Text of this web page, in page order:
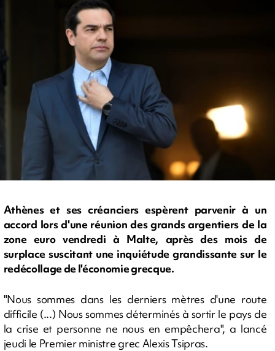
Athènes et ses créanciers espèrent parvenir à un
accord lors d'une réunion des grands argentiers de la
zone euro vendredi à Malte, après des mois de
surplace suscitant une inquiétude grandissante sur le
redécollage de l'économie grecque.
"Nous sommes dans les derniers mètres d'une route
difficile (...) Nous sommes déterminés à sortir le pays de
la crise et personne ne nous en empêchera", a lancé
jeudi le Premier ministre grec Alexis Tsipras.